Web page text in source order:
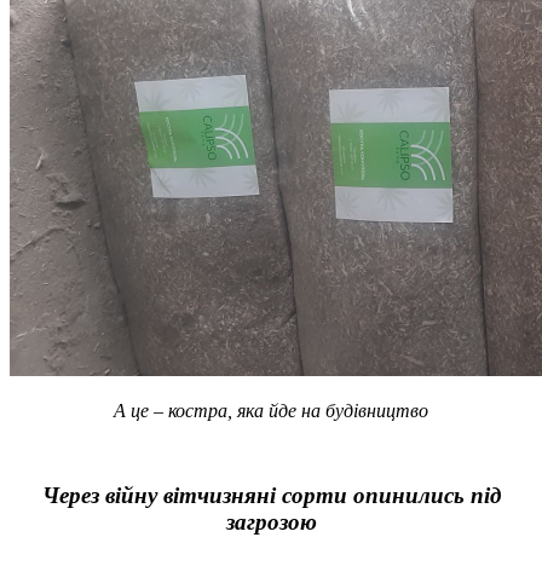
А це – костра, яка йде на будівництво
Через війну вітчизняні сорти опинились під
загрозою